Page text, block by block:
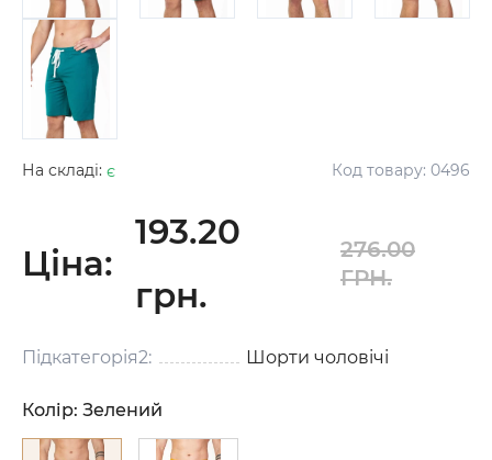
На складі: є Код товару: 0496
Ціна:
193.20
грн.
276.00
ГРН.
Підкатегорія2: Шорти чоловічі
Колір: Зелений